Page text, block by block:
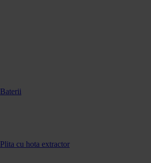
Baterii
Plita cu hota extractor